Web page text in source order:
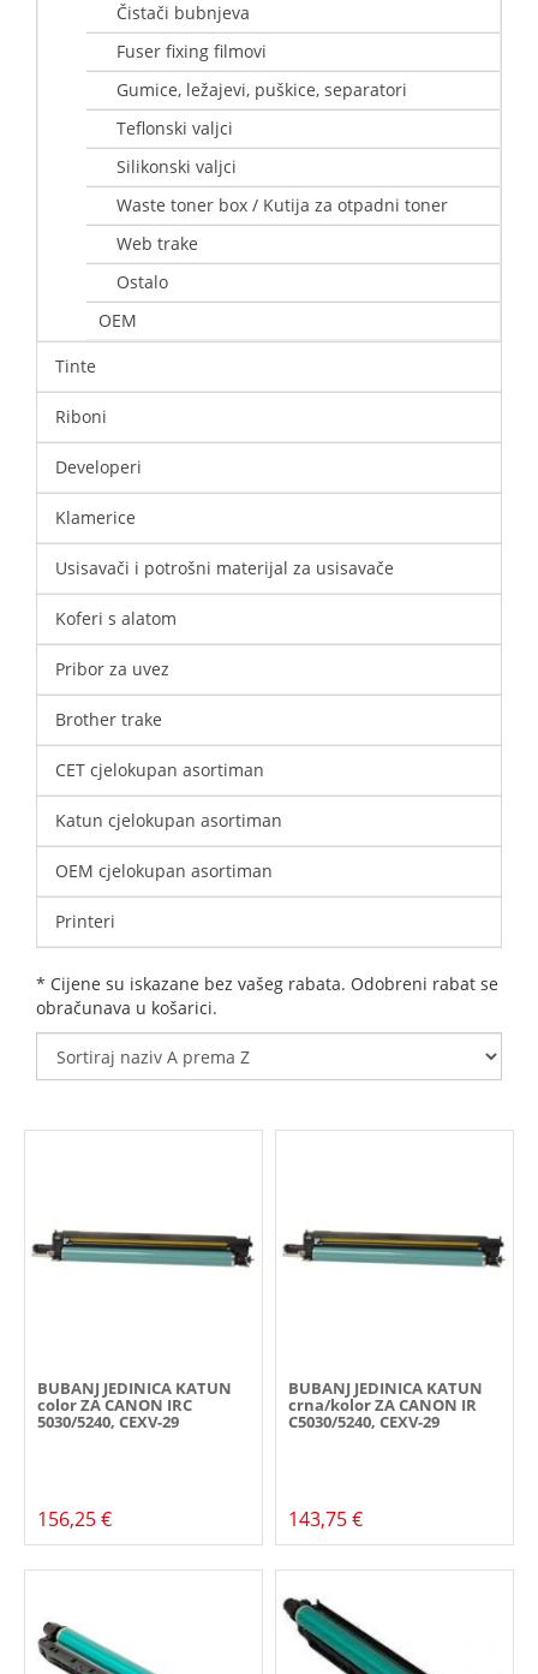
Čistači bubnjeva
Fuser fixing filmovi
Gumice, ležajevi, puškice, separatori
Teflonski valjci
Silikonski valjci
Waste toner box / Kutija za otpadni toner
Web trake
Ostalo
OEM
Tinte
Riboni
Developeri
Klamerice
Usisavači i potrošni materijal za usisavače
Koferi s alatom
Pribor za uvez
Brother trake
CET cjelokupan asortiman
Katun cjelokupan asortiman
OEM cjelokupan asortiman
Printeri
* Cijene su iskazane bez vašeg rabata. Odobreni rabat se
obračunava u košarici.
BUBANJ JEDINICA KATUN
color ZA CANON IRC
5030/5240, CEXV-29
156,25 €
BUBANJ JEDINICA KATUN
crna/kolor ZA CANON IR
C5030/5240, CEXV-29
143,75 €